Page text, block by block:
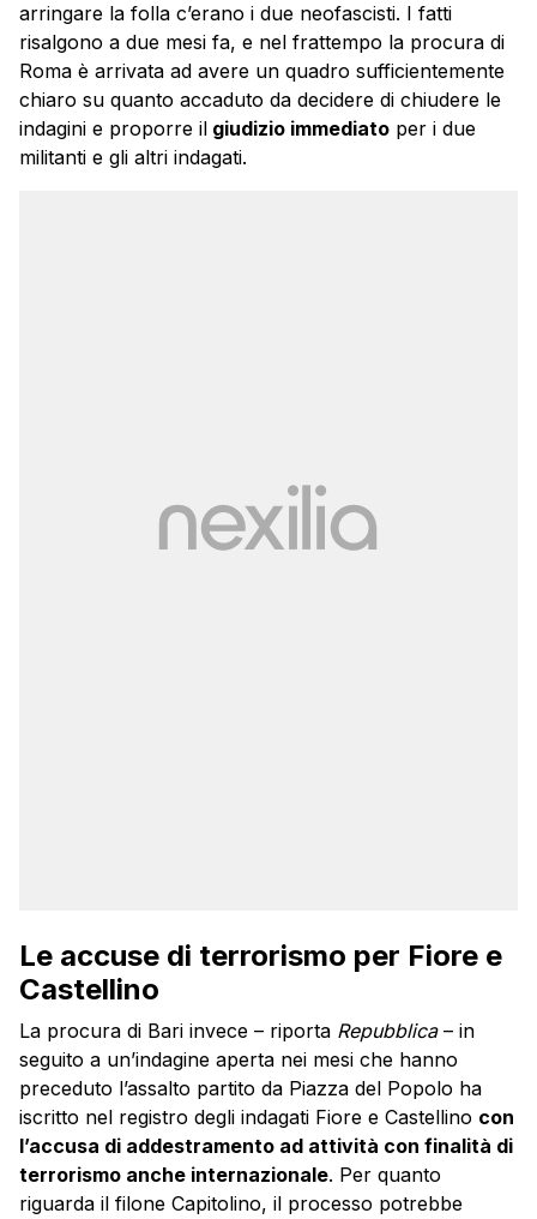
arringare la folla c’erano i due neofascisti. I fatti
risalgono a due mesi fa, e nel frattempo la procura di
Roma è arrivata ad avere un quadro sufficientemente
chiaro su quanto accaduto da decidere di chiudere le
indagini e proporre il giudizio immediato per i due
militanti e gli altri indagati.
Le accuse di terrorismo per Fiore e
Castellino
La procura di Bari invece – riporta Repubblica– in
seguito a un’indagine aperta nei mesi che hanno
preceduto l’assalto partito da Piazza del Popolo ha
iscritto nel registro degli indagati Fiore e Castellino con
l’accusa di addestramento ad attività con finalità di
terrorismo anche internazionale. Per quanto
riguarda il filone Capitolino, il processo potrebbe